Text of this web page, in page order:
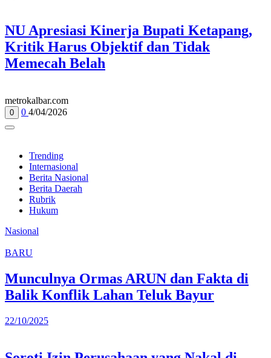
NU Apresiasi Kinerja Bupati Ketapang,
Kritik Harus Objektif dan Tidak
Memecah Belah
metrokalbar.com
0 0 4/04/2026
Trending
Internasional
Berita Nasional
Berita Daerah
Rubrik
Hukum
Nasional
BARU
Munculnya Ormas ARUN dan Fakta di
Balik Konflik Lahan Teluk Bayur
22/10/2025